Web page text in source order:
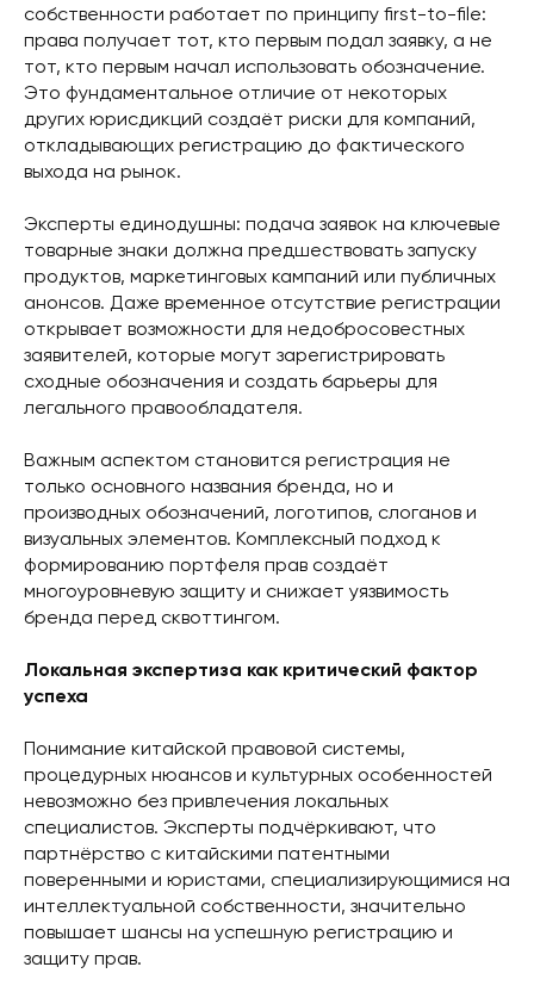
собственности работает по принципу first-to-file:
права получает тот, кто первым подал заявку, а не
тот, кто первым начал использовать обозначение.
Это фундаментальное отличие от некоторых
других юрисдикций создаёт риски для компаний,
откладывающих регистрацию до фактического
выхода на рынок.
Эксперты единодушны: подача заявок на ключевые
товарные знаки должна предшествовать запуску
продуктов, маркетинговых кампаний или публичных
анонсов. Даже временное отсутствие регистрации
открывает возможности для недобросовестных
заявителей, которые могут зарегистрировать
сходные обозначения и создать барьеры для
легального правообладателя.
Важным аспектом становится регистрация не
только основного названия бренда, но и
производных обозначений, логотипов, слоганов и
визуальных элементов. Комплексный подход к
формированию портфеля прав создаёт
многоуровневую защиту и снижает уязвимость
бренда перед сквоттингом.
Локальная экспертиза как критический фактор
успеха
Понимание китайской правовой системы,
процедурных нюансов и культурных особенностей
невозможно без привлечения локальных
специалистов. Эксперты подчёркивают, что
партнёрство с китайскими патентными
поверенными и юристами, специализирующимися на
интеллектуальной собственности, значительно
повышает шансы на успешную регистрацию и
защиту прав.